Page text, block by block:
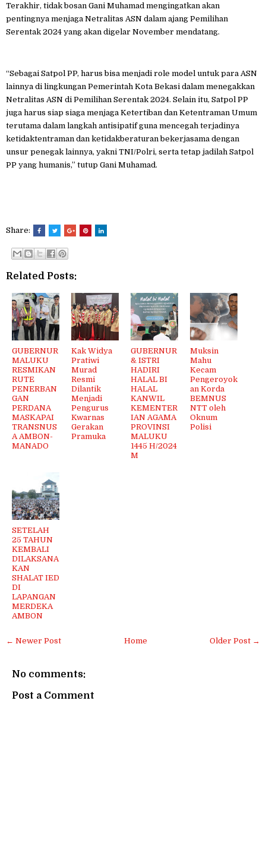
Terakhir, tidak bosan Gani Muhamad mengingatkan akan
pentingnya menjaga Netralitas ASN dalam ajang Pemilihan
Serentak 2024 yang akan digelar November mendatang.
“Sebagai Satpol PP, harus bisa menjadi role model untuk para ASN
lainnya di lingkungan Pemerintah Kota Bekasi dalam menegakkan
Netralitas ASN di Pemilihan Serentak 2024. Selain itu, Satpol PP
juga harus siap siaga menjaga Ketertiban dan Ketentraman Umum
terutama dalam langkah antisipatif guna mencegah terjadinya
ketidaktentraman dan ketidakberaturan bekerjasama dengan
unsur penegak lainnya, yakni TNI/Polri, serta tetap jadilah Satpol
PP yang humanis,” tutup Gani Muhamad.
Share:
Related Posts:
GUBERNUR
MALUKU
RESMIKAN
RUTE
PENERBAN
GAN
PERDANA
MASKAPAI
TRANSNUS
A AMBON-
MANADO
Kak Widya
Pratiwi
Murad
Resmi
Dilantik
Menjadi
Pengurus
Kwarnas
Gerakan
Pramuka
GUBERNUR
& ISTRI
HADIRI
HALAL BI
HALAL
KANWIL
KEMENTER
IAN AGAMA
PROVINSI
MALUKU
1445 H/2024
M
Muksin
Mahu
Kecam
Pengeroyok
an Korda
BEMNUS
NTT oleh
Oknum
Polisi
SETELAH
25 TAHUN
KEMBALI
DILAKSANA
KAN
SHALAT IED
DI
LAPANGAN
MERDEKA
AMBON
← Newer Post Older Post →
Home
No comments:
Post a Comment